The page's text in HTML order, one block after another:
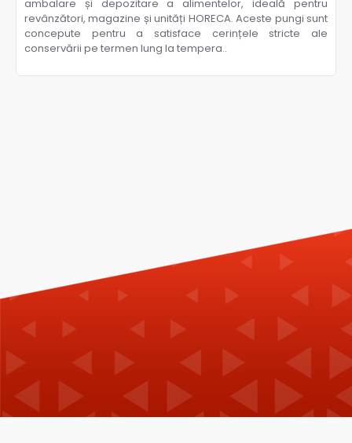
ambalare și depozitare a alimentelor, ideală pentru
revânzători, magazine și unități HORECA. Aceste pungi sunt
concepute pentru a satisface cerințele stricte ale
conservării pe termen lung la tempera..